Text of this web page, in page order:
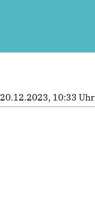
20.12.2023, 10:33 Uhr